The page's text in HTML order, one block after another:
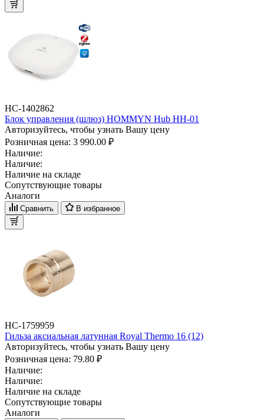
НС-1402862
Блок управления (шлюз) HOMMYN Hub HH-01
Авторизуйтесь, чтобы узнать Вашу цену
Розничная цена: 3 990.00 ₽
Наличие:
Наличие:
Наличие на складе
Сопутствующие товары
Аналоги
Сравнить В избранное
НС-1759959
Гильза аксиальная латунная Royal Thermo 16 (12)
Авторизуйтесь, чтобы узнать Вашу цену
Розничная цена: 79.80 ₽
Наличие:
Наличие:
Наличие на складе
Сопутствующие товары
Аналоги